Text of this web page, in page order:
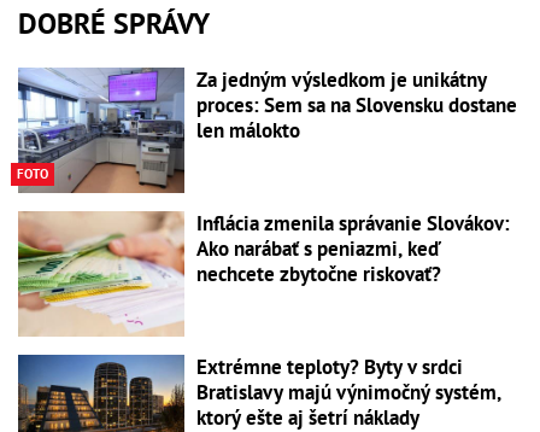
DOBRÉ SPRÁVY
FOTO
Za jedným výsledkom je unikátny
proces: Sem sa na Slovensku dostane
len málokto
Inflácia zmenila správanie Slovákov:
Ako narábať s peniazmi, keď
nechcete zbytočne riskovať?
Extrémne teploty? Byty v srdci
Bratislavy majú výnimočný systém,
ktorý ešte aj šetrí náklady